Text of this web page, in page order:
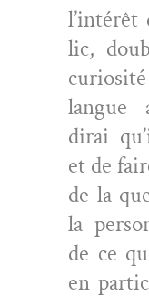
lic,
langue
dirai
et de
de la
la
de ce
en